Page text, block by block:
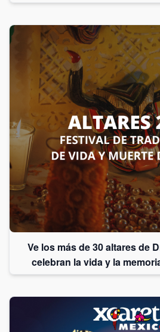
Ve los más de 30 altares de
celebran la vida y la